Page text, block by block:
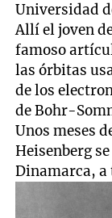
Universidad
Allí el joven
famoso
las órbitas
de los
de Bohr-
Unos meses
Heisenberg
Dinamarca, a